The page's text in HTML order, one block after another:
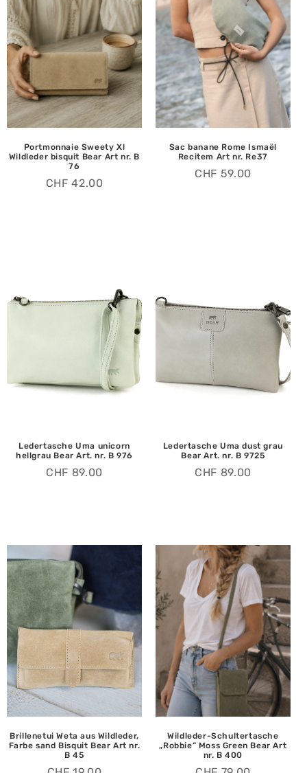
Portmonnaie Sweety Xl
Wildleder bisquit Bear Art nr. B
76
CHF 42.00
Sac banane Rome Ismaël
Recitem Art nr. Re37
CHF 59.00
Ledertasche Uma unicorn
hellgrau Bear Art. nr. B 976
CHF 89.00
Ledertasche Uma dust grau
Bear Art. nr. B 9725
CHF 89.00
Brillenetui Weta aus Wildleder,
Farbe sand Bisquit Bear Art nr.
B 45
Wildleder-Schultertasche
„Robbie“ Moss Green Bear Art
nr. B 400